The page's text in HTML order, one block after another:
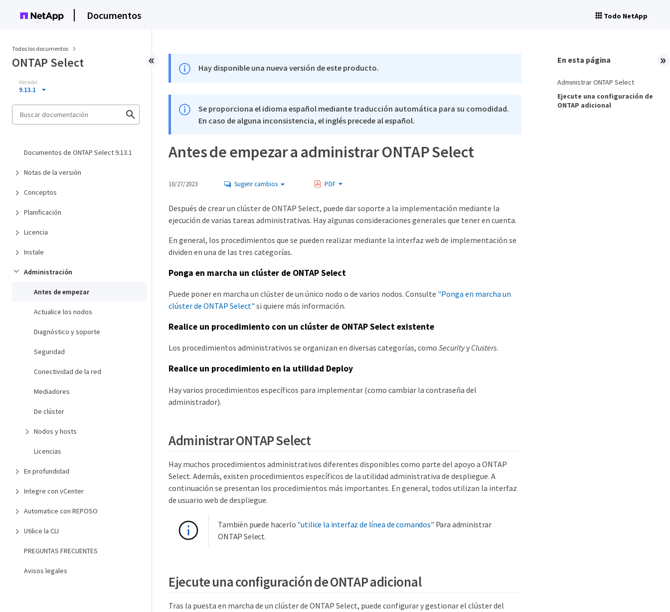
Documentos Todo NetApp
Todos los documentos
ONTAP Select
Versión
9.13.1
Documentos de ONTAP Select 9.13.1
Notas de la versión
Conceptos
Planificación
Licencia
Instale
Administración
Antes de empezar
Actualice los nodos
Diagnóstico y soporte
Seguridad
Conectividad de la red
Mediadores
De clúster
Nodos y hosts
Licencias
En profundidad
Integre con vCenter
Automatice con REPOSO
Utilice la CLI
PREGUNTAS FRECUENTES
Avisos legales
Hay disponible una nueva versión de este producto.
Se proporciona el idioma español mediante traducción automática para su comodidad.
En caso de alguna inconsistencia, el inglés precede al español.
Antes de empezar a administrar ONTAP Select
10/27/2023 Sugerir cambios PDF
Después de crear un clúster de ONTAP Select, puede dar soporte a la implementación mediante la
ejecución de varias tareas administrativas. Hay algunas consideraciones generales que tener en cuenta.
En general, los procedimientos que se pueden realizar mediante la interfaz web de implementación se
dividen en una de las tres categorías.
Ponga en marcha un clúster de ONTAP Select
Puede poner en marcha un clúster de un único nodo o de varios nodos. Consulte "Ponga en marcha un
clúster de ONTAP Select" si quiere más información.
Realice un procedimiento con un clúster de ONTAP Select existente
Los procedimientos administrativos se organizan en diversas categorías, como Securityy Clusters.
Realice un procedimiento en la utilidad Deploy
Hay varios procedimientos específicos para implementar (como cambiar la contraseña del
administrador).
Administrar ONTAP Select
Hay muchos procedimientos administrativos diferentes disponibles como parte del apoyo a ONTAP
Select. Además, existen procedimientos específicos de la utilidad administrativa de despliegue. A
continuación se presentan los procedimientos más importantes. En general, todos utilizan la interfaz
de usuario web de despliegue.
También puede hacerlo "utilice la interfaz de línea de comandos" Para administrar
ONTAP Select.
Ejecute una configuración de ONTAP adicional
Tras la puesta en marcha de un clúster de ONTAP Select, puede configurar y gestionar el clúster del
En esta página
Administrar ONTAP Select
Ejecute una configuración de
ONTAP adicional